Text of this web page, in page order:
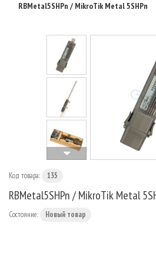
МАРШРУТИЗАТОРЫ
RBMetal5SHPn / MikroTik Metal 5SHPn
Код товара: 135
RBMetal5SHPn / MikroTik Metal
Состояние: Новый товар